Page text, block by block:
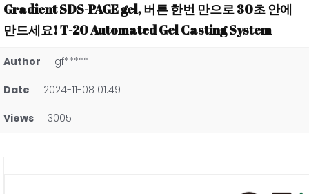
Gradient SDS-PAGE gel, 버튼 한번 만으로 30초 안에
만드세요! T-20 Automated Gel Casting System
Author gf*****
Date 2024-11-08 01:49
Views 3005